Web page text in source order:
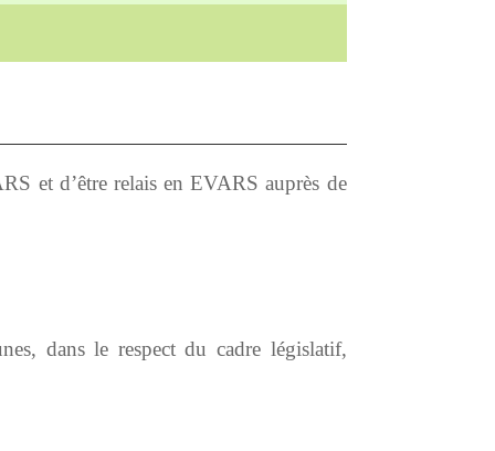
et d’être relais en EVARS auprès de
dans le respect du cadre législatif,